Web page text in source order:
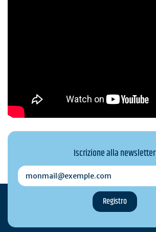
Iscrizione alla newsletter
monmail@exemple.com